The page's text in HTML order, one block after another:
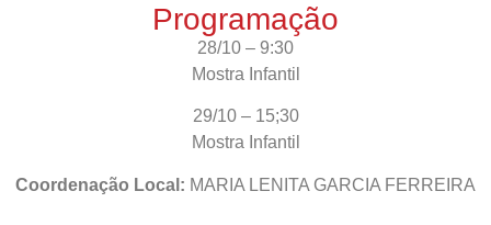
Programação
28/10 – 9:30
Mostra Infantil
29/10 – 15;30
Mostra Infantil
Coordenação Local: MARIA LENITA GARCIA FERREIRA